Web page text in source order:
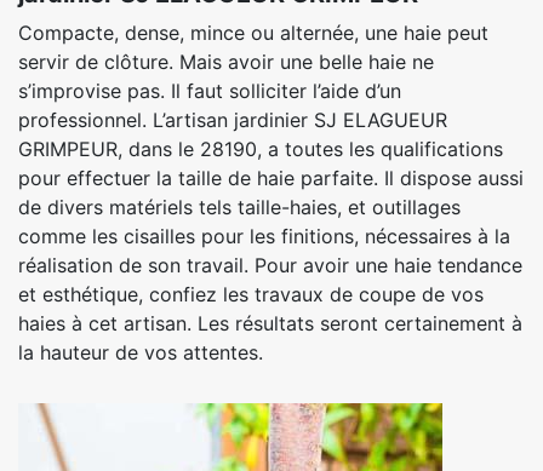
Compacte, dense, mince ou alternée, une haie peut
servir de clôture. Mais avoir une belle haie ne
s’improvise pas. Il faut solliciter l’aide d’un
professionnel. L’artisan jardinier SJ ELAGUEUR
GRIMPEUR, dans le 28190, a toutes les qualifications
pour effectuer la taille de haie parfaite. Il dispose aussi
de divers matériels tels taille-haies, et outillages
comme les cisailles pour les finitions, nécessaires à la
réalisation de son travail. Pour avoir une haie tendance
et esthétique, confiez les travaux de coupe de vos
haies à cet artisan. Les résultats seront certainement à
la hauteur de vos attentes.